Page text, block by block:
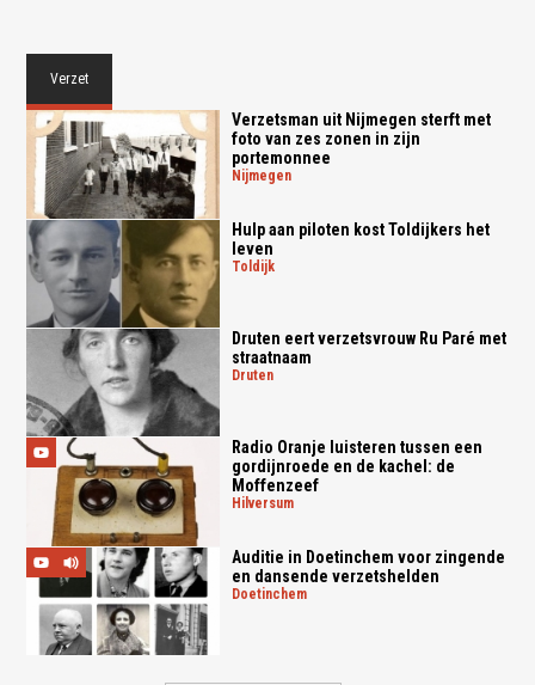
Verzet
Verzetsman uit Nijmegen sterft met
foto van zes zonen in zijn
portemonnee
nijmegen
Hulp aan piloten kost Toldijkers het
leven
toldijk
Druten eert verzetsvrouw Ru Paré met
straatnaam
druten
Radio Oranje luisteren tussen een
gordijnroede en de kachel: de
Moffenzeef
hilversum
Auditie in Doetinchem voor zingende
en dansende verzetshelden
doetinchem